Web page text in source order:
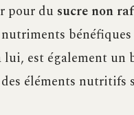
pour du sucre non
lui, est également un
éléments nutritifs